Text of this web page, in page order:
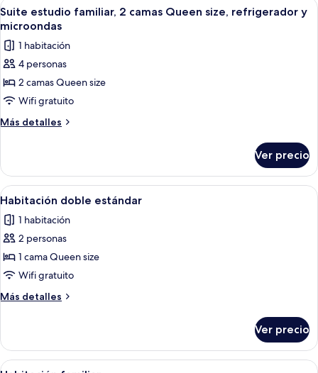
Abrir
todas
las
fotos
de
Suite
estudio
familiar,
Queen
size,
refrigerador
y
microondas
5
Suite estudio familiar, 2 camas Queen size, refrigerador y
microondas
1 habitación
4 personas
2 camas Queen size
Wifi gratuito
Más detalles
Más
estudio
familiar,
2
Queen
size,
y
microondas
Ver precio
Abrir
todas
las
fotos
de
Habitación
doble
estándar
Ropa de cama de alta calidad y
1
Habitación doble estándar
1 habitación
2 personas
1 cama Queen size
Wifi gratuito
Más detalles
Más
doble
estándar
Ver precio
Abrir
Habitación de hotel con dos camas,